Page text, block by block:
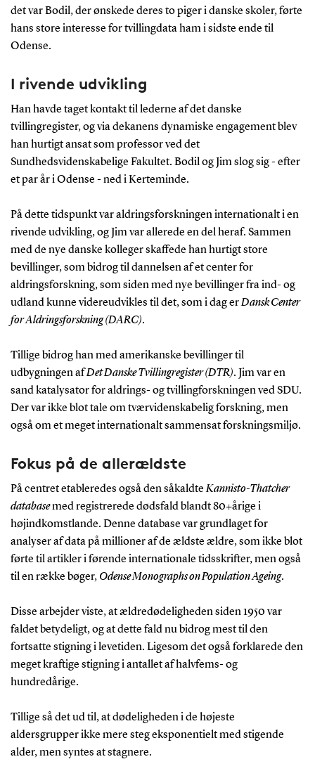
det var Bodil, der ønskede deres to piger i danske skoler, førte
hans store interesse for tvillingdata ham i sidste ende til
Odense.
I rivende udvikling
Han havde taget kontakt til lederne af det danske
tvillingregister, og via dekanens dynamiske engagement blev
han hurtigt ansat som professor ved det
Sundhedsvidenskabelige Fakultet. Bodil og Jim slog sig - efter
et par år i Odense - ned i Kerteminde.
På dette tidspunkt var aldringsforskningen internationalt i en
rivende udvikling, og Jim var allerede en del heraf. Sammen
med de nye danske kolleger skaffede han hurtigt store
bevillinger, som bidrog til dannelsen af et center for
aldringsforskning, som siden med nye bevillinger fra ind- og
udland kunne videreudvikles til det, som i dag erDansk Center
for Aldringsforskning (DARC).
Tillige bidrog han med amerikanske bevillinger til
udbygningen afDet Danske Tvillingregister (DTR). Jim var en
sand katalysator for aldrings- og tvillingforskningen ved SDU.
Der var ikke blot tale om tværvidenskabelig forskning, men
også om et meget internationalt sammensat forskningsmiljø.
Fokus på de allerældste
På centret etableredes også den såkaldteKannisto-Thatcher
databasemed registrerede dødsfald blandt 80+årige i
højindkomstlande. Denne database var grundlaget for
analyser af data på millioner af de ældste ældre, som ikke blot
førte til artikler i førende internationale tidsskrifter, men også
til en række bøger, Odense Monographs on Population Ageing.
Disse arbejder viste, at ældredødeligheden siden 1950 var
faldet betydeligt, og at dette fald nu bidrog mest til den
fortsatte stigning i levetiden. Ligesom det også forklarede den
meget kraftige stigning i antallet af halvfems- og
hundredårige.
Tillige så det ud til, at dødeligheden i de højeste
aldersgrupper ikke mere steg eksponentielt med stigende
alder, men syntes at stagnere.